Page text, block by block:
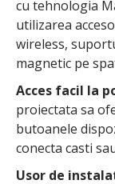
cu tehnologia
utilizarea
wireless,
magnetic pe
Acces facil la
proiectata sa
butoanele
conecta casti
Usor de